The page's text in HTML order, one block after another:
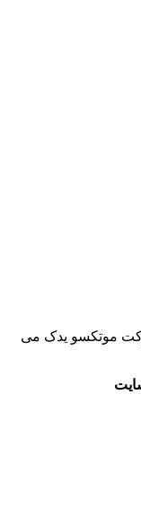
موتکسو یدک می